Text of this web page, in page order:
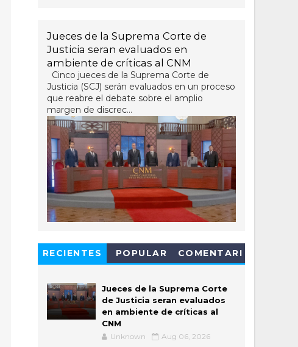
Jueces de la Suprema Corte de
Justicia seran evaluados en
ambiente de críticas al CNM
Cinco jueces de la Suprema Corte de
Justicia (SCJ) serán evaluados en un proceso
que reabre el debate sobre el amplio
margen de discrec...
RECIENTES POPULAR
COMENTARI
Jueces de la Suprema Corte
de Justicia seran evaluados
en ambiente de críticas al
CNM
Unknown Aug 06, 2026